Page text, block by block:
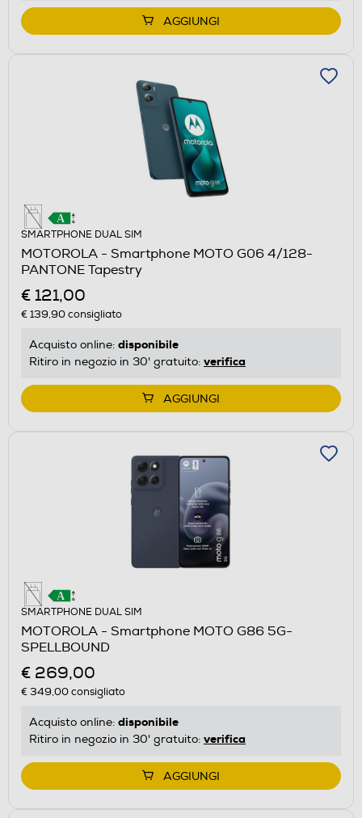
AGGIUNGI
SMARTPHONE DUAL SIM
MOTOROLA - Smartphone MOTO G06 4/128-
PANTONE Tapestry
€ 121,00
€ 139,90consigliato
Acquisto online: disponibile
Ritiro in negozio in 30' gratuito: verifica
AGGIUNGI
SMARTPHONE DUAL SIM
MOTOROLA - Smartphone MOTO G86 5G-
SPELLBOUND
€ 269,00
€ 349,00consigliato
Acquisto online: disponibile
Ritiro in negozio in 30' gratuito: verifica
AGGIUNGI